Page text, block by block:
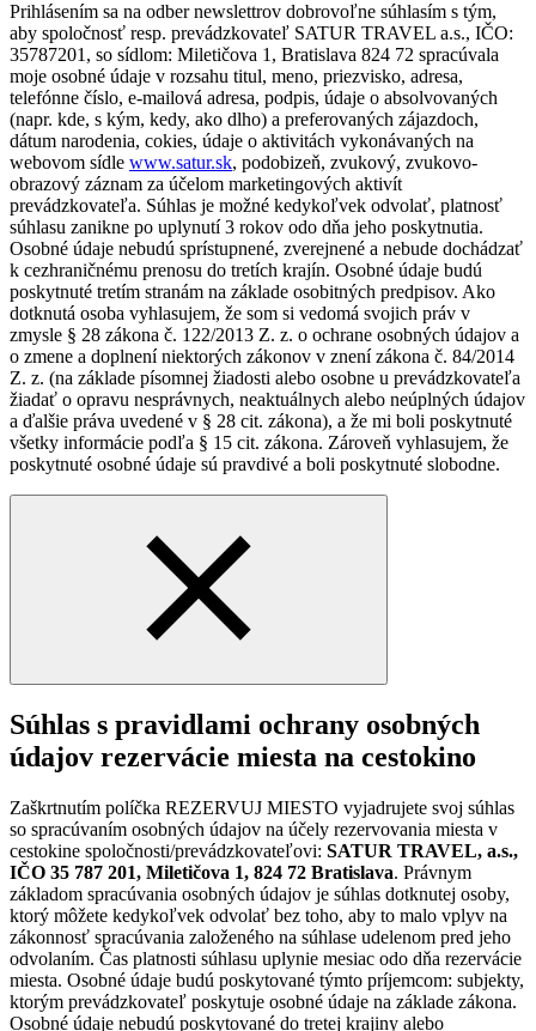
Prihlásením sa na odber newslettrov dobrovoľne súhlasím s tým,
aby spoločnosť resp. prevádzkovateľ SATUR TRAVEL a.s., IČO:
35787201, so sídlom: Miletičova 1, Bratislava 824 72 spracúvala
moje osobné údaje v rozsahu titul, meno, priezvisko, adresa,
telefónne číslo, e-mailová adresa, podpis, údaje o absolvovaných
(napr. kde, s kým, kedy, ako dlho) a preferovaných zájazdoch,
dátum narodenia, cokies, údaje o aktivitách vykonávaných na
webovom sídle www.satur.sk, podobizeň, zvukový, zvukovo-
obrazový záznam za účelom marketingových aktivít
prevádzkovateľa. Súhlas je možné kedykoľvek odvolať, platnosť
súhlasu zanikne po uplynutí 3 rokov odo dňa jeho poskytnutia.
Osobné údaje nebudú sprístupnené, zverejnené a nebude dochádzať
k cezhraničnému prenosu do tretích krajín. Osobné údaje budú
poskytnuté tretím stranám na základe osobitných predpisov. Ako
dotknutá osoba vyhlasujem, že som si vedomá svojich práv v
zmysle § 28 zákona č. 122/2013 Z. z. o ochrane osobných údajov a
o zmene a doplnení niektorých zákonov v znení zákona č. 84/2014
Z. z. (na základe písomnej žiadosti alebo osobne u prevádzkovateľa
žiadať o opravu nesprávnych, neaktuálnych alebo neúplných údajov
a ďalšie práva uvedené v § 28 cit. zákona), a že mi boli poskytnuté
všetky informácie podľa § 15 cit. zákona. Zároveň vyhlasujem, že
poskytnuté osobné údaje sú pravdivé a boli poskytnuté slobodne.
Súhlas s pravidlami ochrany osobných
údajov rezervácie miesta na cestokino
Zaškrtnutím políčka REZERVUJ MIESTO vyjadrujete svoj súhlas
so spracúvaním osobných údajov na účely rezervovania miesta v
cestokine spoločnosti/prevádzkovateľovi: SATUR TRAVEL, a.s.,
IČO 35 787 201, Miletičova 1, 824 72 Bratislava. Právnym
základom spracúvania osobných údajov je súhlas dotknutej osoby,
ktorý môžete kedykoľvek odvolať bez toho, aby to malo vplyv na
zákonnosť spracúvania založeného na súhlase udelenom pred jeho
odvolaním. Čas platnosti súhlasu uplynie mesiac odo dňa rezervácie
miesta. Osobné údaje budú poskytované týmto príjemcom: subjekty,
ktorým prevádzkovateľ poskytuje osobné údaje na základe zákona.
Osobné údaje nebudú poskytované do tretej krajiny alebo